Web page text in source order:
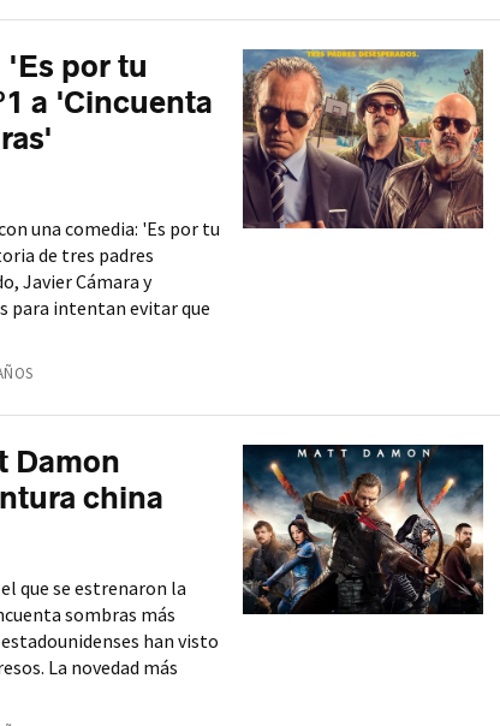
'Es por tu
a 'Cincuenta
una comedia: 'Es por tu
de tres padres
Javier Cámara y
para intentan evitar que
Damon
china
que se estrenaron la
sombras más
han visto
La novedad más